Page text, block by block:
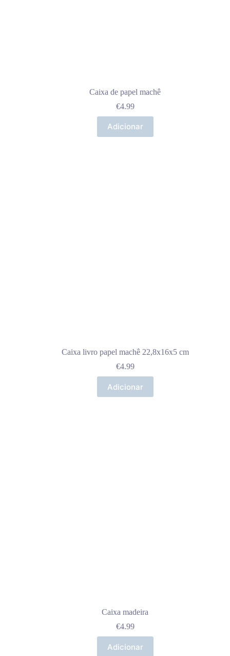
Caixa de papel machê
€4.99
Adicionar
Caixa livro papel machê 22,8x16x5 cm
€4.99
Adicionar
Caixa madeira
€4.99
Adicionar